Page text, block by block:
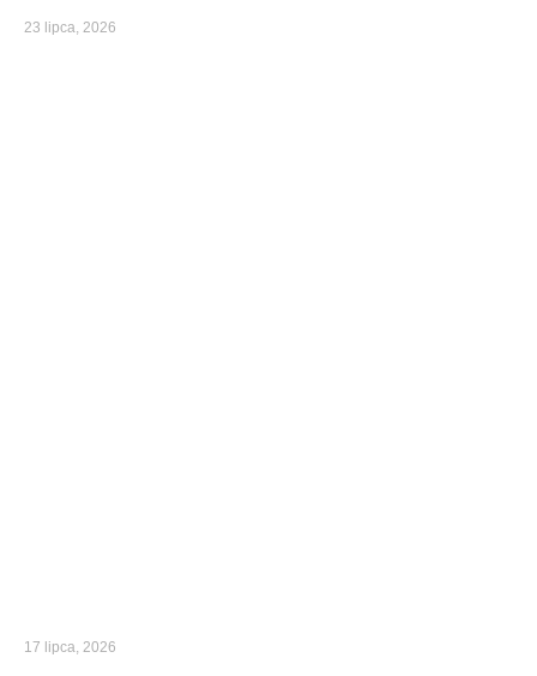
23 lipca, 2026
17 lipca, 2026